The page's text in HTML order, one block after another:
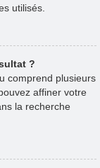
utilisés.
?
comprend plusieurs
affiner votre
la recherche